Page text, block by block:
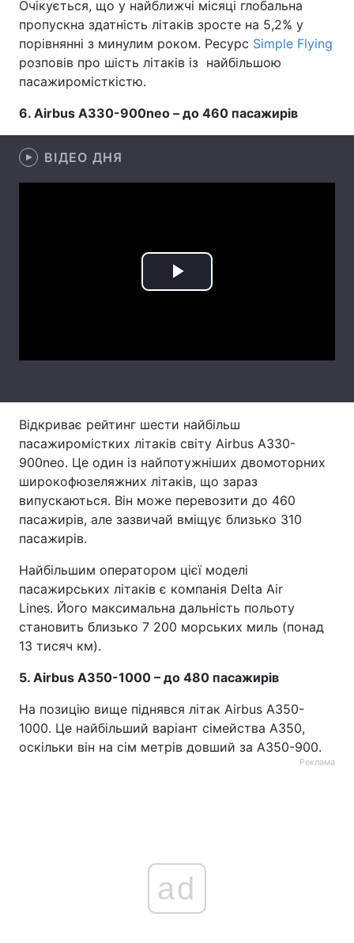
Здоров'я Туризм
Цікавинки Погода
Екологія Регіони
Вакансії
Тема оформлення
Очікується, що у найближчі місяці глобальна
пропускна здатність літаків зросте на 5,2% у
порівнянні з минулим роком. Ресурс Simple Flying
розповів про шість літаків із найбільшою
пасажиромісткістю.
6. Airbus A330-900neo – до 460 пасажирів
ВІДЕО ДНЯ
Play
Відкриває рейтинг шести найбільш
пасажиромістких літаків світу Airbus A330-
900neo. Це один із найпотужніших двомоторних
широкофюзеляжних літаків, що зараз
випускаються. Він може перевозити до 460
пасажирів, але зазвичай вміщує близько 310
пасажирів.
Найбільшим оператором цієї моделі
пасажирських літаків є компанія Delta Air
Lines. Його максимальна дальність польоту
становить близько 7 200 морських миль (понад
13 тисяч км).
5. Airbus A350-1000 – до 480 пасажирів
На позицію вище піднявся літак Airbus A350-
1000. Це найбільший варіант сімейства A350,
оскільки він на сім метрів довший за A350-900.
Реклама
ad